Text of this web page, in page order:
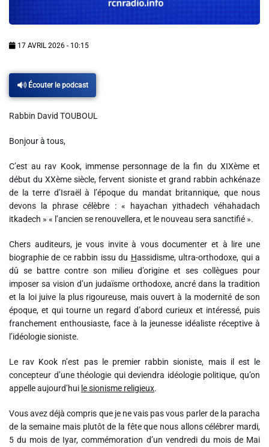
Alerte Méduses 06
Issa Nissa OGC Nice
RCN Soutiens
Photos
Vidéos / Clips
Ecrire à RCN
Liens utiles
Shabbat Project
Métropole Nice Côte d'Azur
Ville de Nice
Nice 24
Département des Alpes Maritimes
17 AVRIL 2026 - 10:15
Écouter le podcast
Rabbin David TOUBOUL
Bonjour à tous,
C’est au rav Kook, immense personnage de la fin du XIXème et
début du XXème siècle, fervent sioniste et grand rabbin achkénaze
de la terre d’Israël à l’époque du mandat britannique, que nous
devons la phrase célèbre : « hayachan yithadech véhahadach
itkadech » « l’ancien se renouvellera, et le nouveau sera sanctifié ».
Chers auditeurs, je vous invite à vous documenter et à lire une
biographie de ce rabbin issu du Hassidisme, ultra-orthodoxe, qui a
dû se battre contre son milieu d’origine et ses collègues pour
imposer sa vision d’un judaïsme orthodoxe, ancré dans la tradition
et la loi juive la plus rigoureuse, mais ouvert à la modernité de son
époque, et qui tourne un regard d’abord curieux et intéressé, puis
franchement enthousiaste, face à la jeunesse idéaliste réceptive à
l’idéologie sioniste.
Le rav Kook n’est pas le premier rabbin sioniste, mais il est le
concepteur d’une théologie qui deviendra idéologie politique, qu’on
appelle aujourd’hui le sionisme religieux.
Vous avez déjà compris que je ne vais pas vous parler de la paracha
de la semaine mais plutôt de la fête que nous allons célébrer mardi,
5 du mois de Iyar, commémoration d’un vendredi du mois de Mai